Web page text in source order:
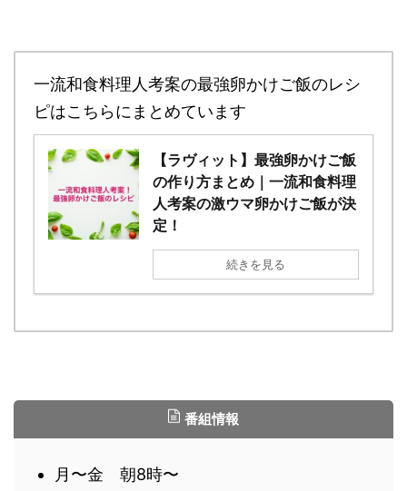
一流和食料理人考案の最強卵かけご飯のレシ
ピはこちらにまとめています
【ラヴィット】最強卵かけご飯
の作り方まとめ｜一流和食料理
人考案の激ウマ卵かけご飯が決
定！
続きを見る
番組情報
月〜金 朝8時〜